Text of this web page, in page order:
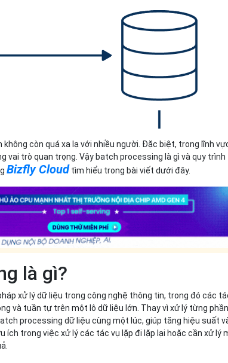
giá
còn quá xa lạ với nhiều người. Đặc biệt, trong lĩnh
vai trò quan trọng. Vậy batch processing là gì và quy trình
Bizfly Cloud tìm hiểu trong bài viết dưới đây.
là gì?
xử lý dữ liệu trong công nghệ thông tin, trong đó các
và tuần tự trên một lô dữ liệu lớn. Thay vì xử lý từng
processing dữ liệu cùng một lúc, giúp tăng hiệu suất
ích trong việc xử lý các tác vụ lặp đi lặp lại hoặc cần xử lý